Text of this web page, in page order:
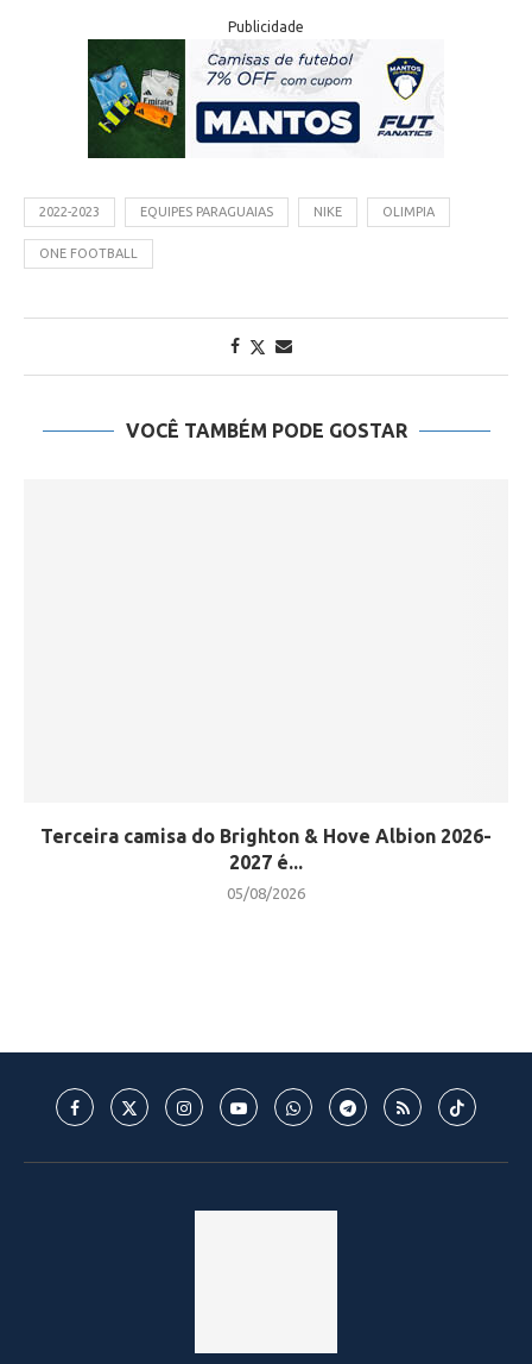
Publicidade
2022-2023 EQUIPES PARAGUAIAS NIKE OLIMPIA
ONE FOOTBALL
VOCÊ TAMBÉM PODE GOSTAR
Terceira camisa do Brighton & Hove Albion 2026-
2027 é...
05/08/2026